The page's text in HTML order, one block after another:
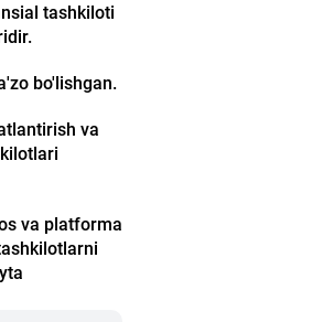
tashkiloti
bo'lishgan.
va
va platforma